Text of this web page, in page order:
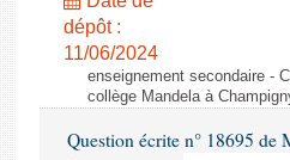
dépôt :
11/06/2024
enseignement secondaire -
collège Mandela à
Question écrite n° 18695 de